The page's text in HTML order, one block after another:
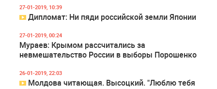
27-01-2019, 10:39
Дипломат: Ни пяди российской земли Японии
27-01-2019, 00:24
Мураев: Крымом рассчитались за
невмешательство России в выборы Порошенко
26-01-2019, 22:03
Молдова читающая. Высоцкий. "Люблю тебя